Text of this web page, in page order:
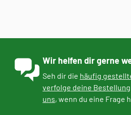
Wir helfen dir gerne
Seh dir die häufig
verfolge deine Bestellung
uns, wenn du eine Frage